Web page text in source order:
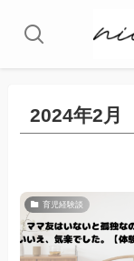
2024年2月
育児経験談